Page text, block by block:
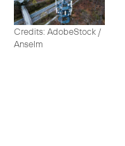
Credits: AdobeStock /
Anselm